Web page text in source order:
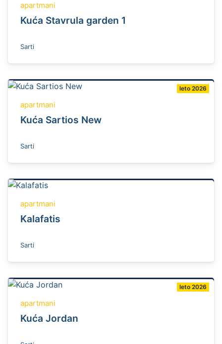
apartmani
Kuća Stavrula garden 1
Sarti
leto 2026
apartmani
Kuća Sartios New
Sarti
apartmani
Kalafatis
Sarti
leto 2026
apartmani
Kuća Jordan